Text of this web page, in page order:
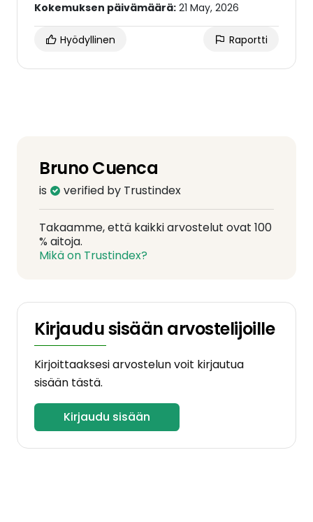
Kokemuksen päivämäärä: 21 May, 2026
Hyödyllinen Raportti
Bruno Cuenca
is verified by Trustindex
Takaamme, että kaikki arvostelut ovat 100
% aitoja.
Mikä on Trustindex?
Kirjaudu sisään arvostelijoille
Kirjoittaaksesi arvostelun voit kirjautua
sisään tästä.
Kirjaudu sisään